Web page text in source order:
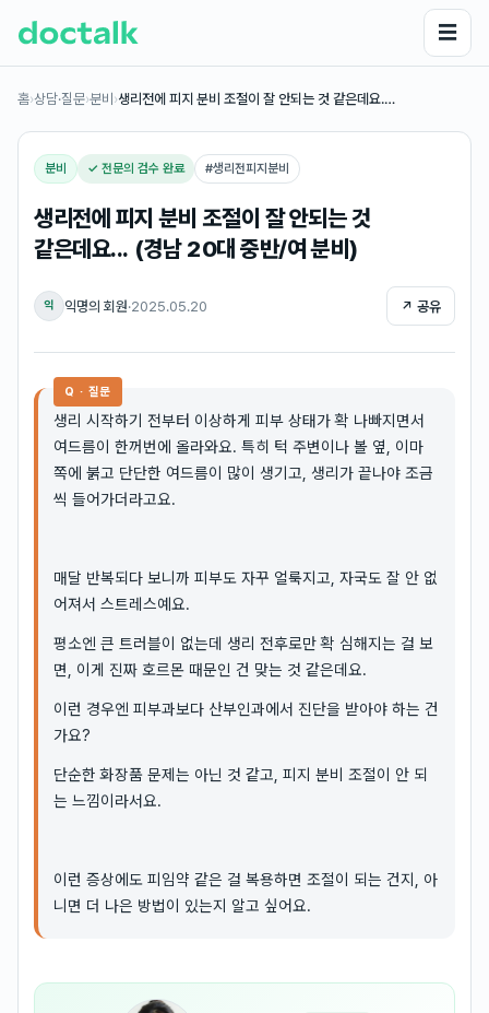
☰
홈›상담·질문›분비 ›생리전에 피지 분비 조절이 잘 안되는 것 같은데요.…
분비 ✓ 전문의 검수 완료 #생리전피지분비
생리전에 피지 분비 조절이 잘 안되는 것
같은데요... (경남 20대 중반/여 분비)
익 익명의 회원·2025.05.20 ↗ 공유
Q · 질문
생리 시작하기 전부터 이상하게 피부 상태가 확 나빠지면서
여드름이 한꺼번에 올라와요. 특히 턱 주변이나 볼 옆, 이마
쪽에 붉고 단단한 여드름이 많이 생기고, 생리가 끝나야 조금
씩 들어가더라고요.
매달 반복되다 보니까 피부도 자꾸 얼룩지고, 자국도 잘 안 없
어져서 스트레스예요.
평소엔 큰 트러블이 없는데 생리 전후로만 확 심해지는 걸 보
면, 이게 진짜 호르몬 때문인 건 맞는 것 같은데요.
이런 경우엔 피부과보다 산부인과에서 진단을 받아야 하는 건
가요?
단순한 화장품 문제는 아닌 것 같고, 피지 분비 조절이 안 되
는 느낌이라서요.
이런 증상에도 피임약 같은 걸 복용하면 조절이 되는 건지, 아
니면 더 나은 방법이 있는지 알고 싶어요.